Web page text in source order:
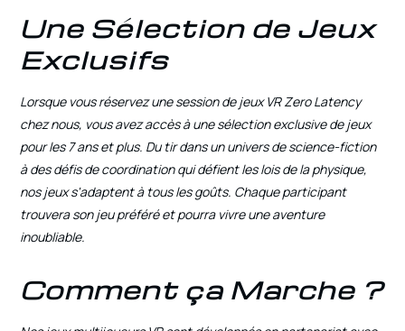
Une Sélection de Jeux
Exclusifs
Lorsque vous réservez une session de jeux VR Zero Latency
chez nous, vous avez accès à une sélection exclusive de jeux
pour les 7 ans et plus. Du tir dans un univers de science-fiction
à des défis de coordination qui défient les lois de la physique,
nos jeux s'adaptent à tous les goûts. Chaque participant
trouvera son jeu préféré et pourra vivre une aventure
inoubliable.
Comment ça Marche ?